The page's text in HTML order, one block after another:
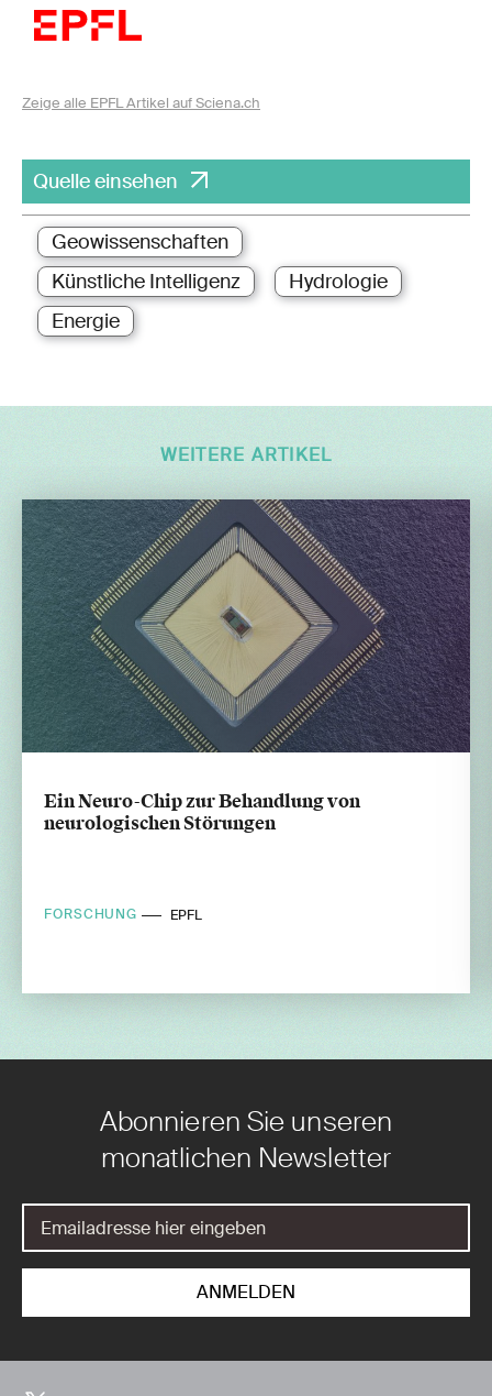
Zeige alle EPFL Artikel auf Sciena.ch
Quelle einsehen
Geowissenschaften
Künstliche Intelligenz
Hydrologie
Energie
WEITERE ARTIKEL
Ein Neuro-Chip zur Behandlung von
neurologischen Störungen
FORSCHUNG EPFL
Abonnieren Sie unseren
monatlichen Newsletter